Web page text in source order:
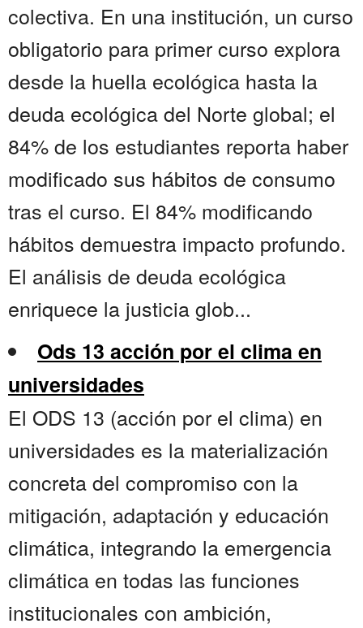
colectiva. En una institución, un curso
obligatorio para primer curso explora
desde la huella ecológica hasta la
deuda ecológica del Norte global; el
84% de los estudiantes reporta haber
modificado sus hábitos de consumo
tras el curso. El 84% modificando
hábitos demuestra impacto profundo.
El análisis de deuda ecológica
enriquece la justicia glob...
Ods 13 acción por el clima en
universidades
El ODS 13 (acción por el clima) en
universidades es la materialización
concreta del compromiso con la
mitigación, adaptación y educación
climática, integrando la emergencia
climática en todas las funciones
institucionales con ambición,